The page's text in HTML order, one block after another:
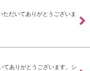
ただいてありがとうございま
てありがとうございます。シ